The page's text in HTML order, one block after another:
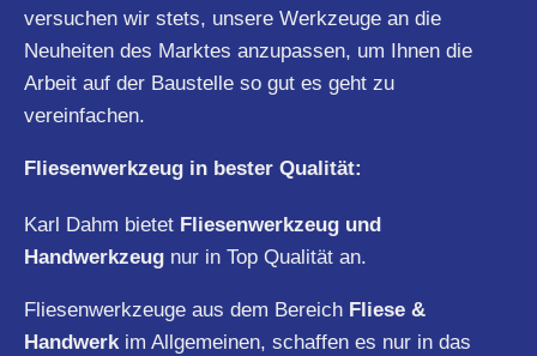
versuchen wir stets, unsere Werkzeuge an die
Neuheiten des Marktes anzupassen, um Ihnen die
Arbeit auf der Baustelle so gut es geht zu
vereinfachen.
Fliesenwerkzeug in bester Qualität:
Karl Dahm bietet Fliesenwerkzeug und
Handwerkzeug nur in Top Qualität an.
Fliesenwerkzeuge aus dem Bereich Fliese &
Handwerkim Allgemeinen, schaffen es nur in das